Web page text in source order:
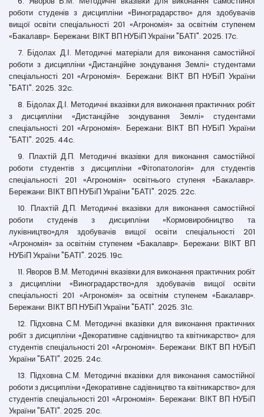
роботи студенів з дисципліни «Виноградарство» для здобувачів
вищої освіти спеціальності 201 «Агрономія» за освітнім ступенем
«Бакалавр». Бережани: ВІКТ ВП НУБіП України "БАТІ". 2025. 17c.
7. Бідолах Д.І. Методичні матеріали для виконання самостійної
роботи з дисципліни «Дистанційне зондування Землі» студентами
спеціальності 201 «Агрономія». Бережани: ВІКТ ВП НУБіП України
"БАТІ". 2025. 32c.
8. Бідолах Д.І. Методичні вказівки для виконання практичних робіт
з дисципліни «Дистанційне зондування Землі» студентами
спеціальності 201 «Агрономія». Бережани: ВІКТ ВП НУБіП України
"БАТІ". 2025. 44c.
9. Плахтій Д.П. Методичні вказівки для виконання самостійної
роботи студентів з дисципліни «Фітопатологія» для студентів
спеціальності 201 «Агрономія» освітнього ступеня «Бакалавр».
Бережани: ВІКТ ВП НУБіП України "БАТІ". 2025. 22c.
10. Плахтій Д.П. Методичні вказівки для виконання самостійної
роботи студенів з дисципліни «Кормовиробництво та
луківництво»для здобувачів вищої освіти спеціальності 201
«Агрономія» за освітнім ступенем «Бакалавр». Бережани: ВІКТ ВП
НУБіП України "БАТІ". 2025. 19c.
11. Яворов В.М. Методичні вказівки для виконання практичних робіт
з дисципліни «Виноградарство»для здобувачів вищої освіти
спеціальності 201 «Агрономія» за освітнім ступенем «Бакалавр».
Бережани: ВІКТ ВП НУБіП України "БАТІ". 2025. 31c.
12. Підховна С.М. Методичні вказівки для виконання практичних
робіт з дисципліни «Декоративне садівництво та квітникарство» для
студентів спеціальності 201 «Агрономія». Бережани: ВІКТ ВП НУБіП
України "БАТІ". 2025. 24c.
13. Підховна С.М. Методичні вказівки для виконання самостійної
роботи з дисципліни «Декоративне садівництво та квітникарство» для
студентів спеціальності 201 «Агрономія». Бережани: ВІКТ ВП НУБіП
України "БАТІ". 2025. 20c.